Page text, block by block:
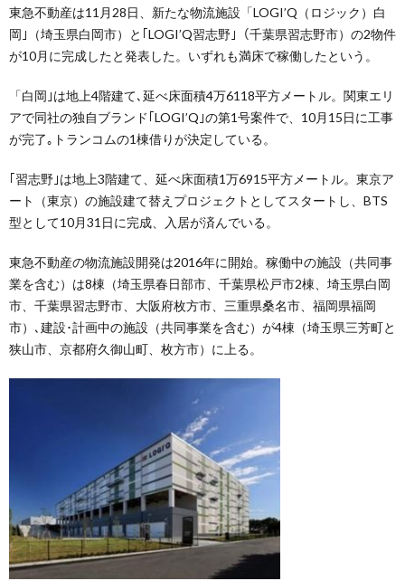
東急不動産は11月28日、新たな物流施設「LOGI’Q（ロジック）白
岡｣（埼玉県白岡市）と｢LOGI’Q習志野｣（千葉県習志野市）の2物件
が10月に完成したと発表した。いずれも満床で稼働したという。
「白岡｣は地上4階建て､延べ床面積4万6118平方メートル。関東エリ
アで同社の独自ブランド｢LOGI’Q｣の第1号案件で、10月15日に工事
が完了｡トランコムの1棟借りが決定している。
｢習志野｣は地上3階建て、延べ床面積1万6915平方メートル。東京ア
ート（東京）の施設建て替えプロジェクトとしてスタートし、BTS
型として10月31日に完成、入居が済んでいる。
東急不動産の物流施設開発は2016年に開始。稼働中の施設（共同事
業を含む）は8棟（埼玉県春日部市、千葉県松戸市2棟、埼玉県白岡
市、千葉県習志野市、大阪府枚方市、三重県桑名市、福岡県福岡
市）､建設･計画中の施設（共同事業を含む）が4棟（埼玉県三芳町と
狭山市、京都府久御山町、枚方市）に上る。